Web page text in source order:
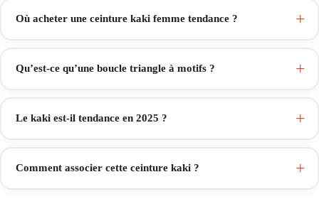
Où acheter une ceinture kaki femme tendance ?
Qu’est-ce qu’une boucle triangle à motifs ?
Le kaki est-il tendance en 2025 ?
Comment associer cette ceinture kaki ?